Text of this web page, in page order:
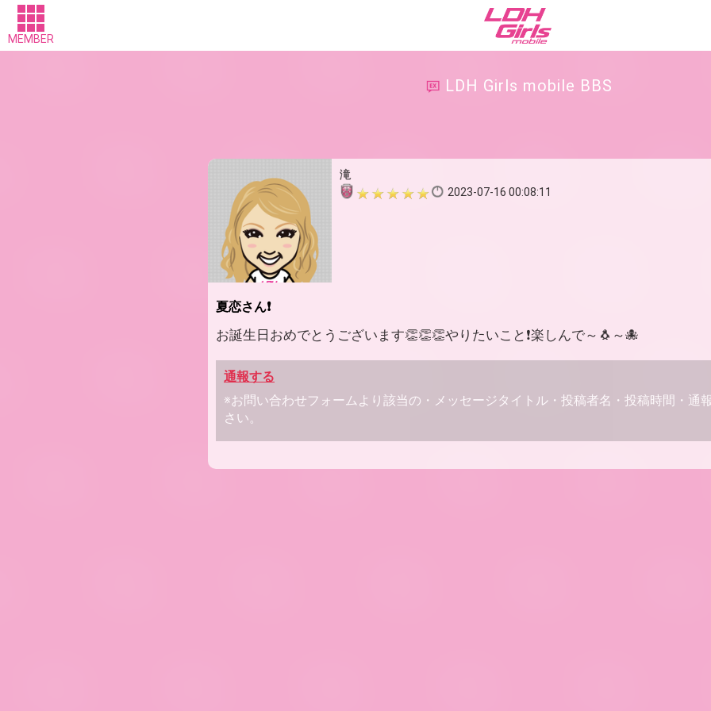
MEMBER
LDH Girls mobile BBS
滝
2023-07-16 00:08:11
夏恋さん❗
お誕生日おめでとうございます👏👏👏やりたいこと❗楽しんで～🐧～🐙
通報する
※お問い合わせフォームより該当の・メッセージタイトル・投稿者名・投稿時間・通
さい。